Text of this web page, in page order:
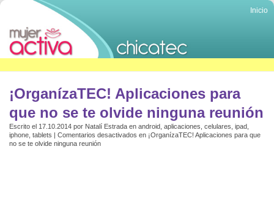
Inicio
¡OrganízaTEC! Aplicaciones para
que no se te olvide ninguna reunión
Escrito el 17.10.2014 por Natalí Estrada en android aplicaciones celulares ipad
iphone tablets | Comentarios desactivados en ¡OrganízaTEC! Aplicaciones para que
no se te olvide ninguna reunión